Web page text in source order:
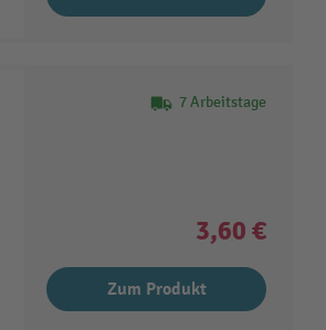
7 Arbeitstage
3,60 €
Zum Produkt